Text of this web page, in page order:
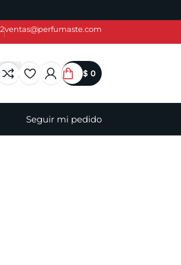
ventas@perfumaste.com
$ 0
Seguir mi pedido